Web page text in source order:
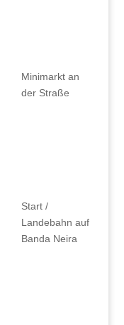
Minimarkt an
der Straße
Start /
Landebahn auf
Banda Neira